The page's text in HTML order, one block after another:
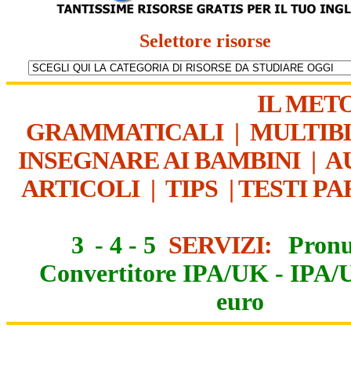
Selettore risorse
IL
GRAMMATICALI|
INSEGNARE AI BAMBINI|
ARTICOLI| TIPS| TESTI
3 - 4 - 5 SERVIZI:
Convertitore IPA/UK - IPA/
euro